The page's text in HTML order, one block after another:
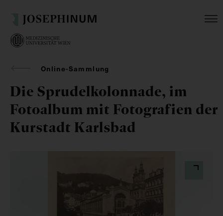
Online-Sammlung
Die Sprudelkolonnade, im
Fotoalbum mit Fotografien der
Kurstadt Karlsbad